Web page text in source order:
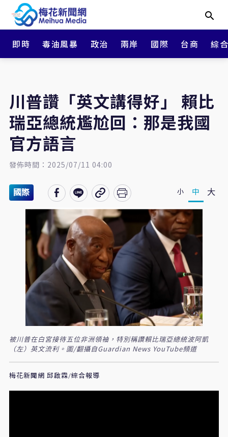
即時 毒油風暴 政治 兩岸 國際 台商 綜
川普讚「英文講得好」 賴比
瑞亞總統尷尬回：那是我國
官方語言
發佈時間：2025/07/11 04:00
國際 小 中 大
被川普在白宮接待五位非洲領袖，特別稱讚賴比瑞亞總統波阿凱
（左）英文流利。圖/翻攝自Guardian News YouTube頻道
梅花新聞網 邱啟霖/綜合報導